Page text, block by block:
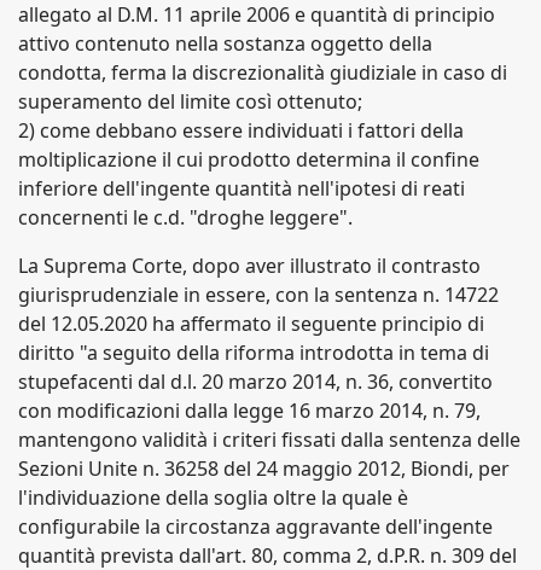
allegato al D.M. 11 aprile 2006 e quantità di principio
attivo contenuto nella sostanza oggetto della
condotta, ferma la discrezionalità giudiziale in caso di
superamento del limite così ottenuto;
2) come debbano essere individuati i fattori della
moltiplicazione il cui prodotto determina il confine
inferiore dell'ingente quantità nell'ipotesi di reati
concernenti le c.d. "droghe leggere".
La Suprema Corte, dopo aver illustrato il contrasto
giurisprudenziale in essere, con la sentenza n. 14722
del 12.05.2020 ha affermato il seguente principio di
diritto "a seguito della riforma introdotta in tema di
stupefacenti dal d.l. 20 marzo 2014, n. 36, convertito
con modificazioni dalla legge 16 marzo 2014, n. 79,
mantengono validità i criteri fissati dalla sentenza delle
Sezioni Unite n. 36258 del 24 maggio 2012, Biondi, per
l'individuazione della soglia oltre la quale è
configurabile la circostanza aggravante dell'ingente
quantità prevista dall'art. 80, comma 2, d.P.R. n. 309 del